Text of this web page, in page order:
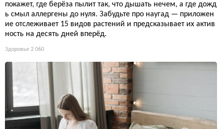
покажет, где берёза пылит так, что дышать нечем, а где дожд
ь смыл аллергены до нуля. Забудьте про наугад — приложен
ие отслеживает 15 видов растений и предсказывает их актив
ность на десять дней вперёд.
Здоровье 2 060